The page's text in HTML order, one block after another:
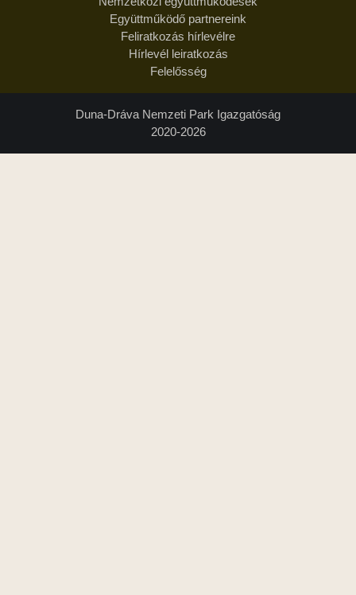
Együttműködő partnereink
Feliratkozás hírlevélre
Hírlevél leiratkozás
Felelősség
Duna-Dráva Nemzeti Park Igazgatóság
2020-2026